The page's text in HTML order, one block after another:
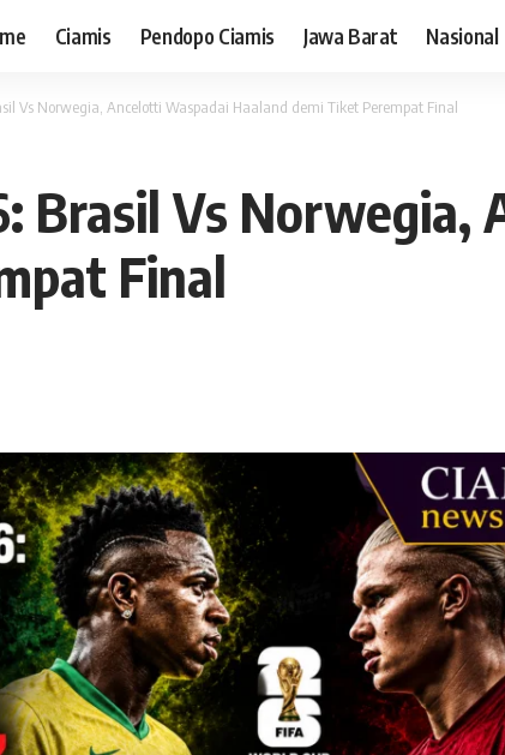
Ciamis Pendopo Ciamis Jawa Barat Nasional
Vs Norwegia, Ancelotti Waspadai Haaland demi Tiket Perempat Final
Brasil Vs Norwegia,
Final